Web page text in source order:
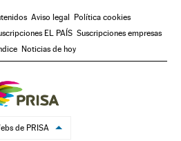
Aviso legal Política cookies
EL PAÍS Suscripciones empresas
Noticias de hoy
de PRISA